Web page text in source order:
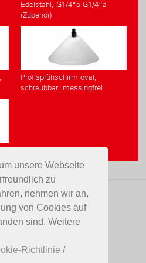
unsere Webseite
zu
nehmen wir an,
von Cookies auf
sind. Weitere
Richtlinie /
Edelstahl, G1/4“a-G1/4“a
(Zubehör)
Profisprühschirm oval,
schraubbar, messingfrei